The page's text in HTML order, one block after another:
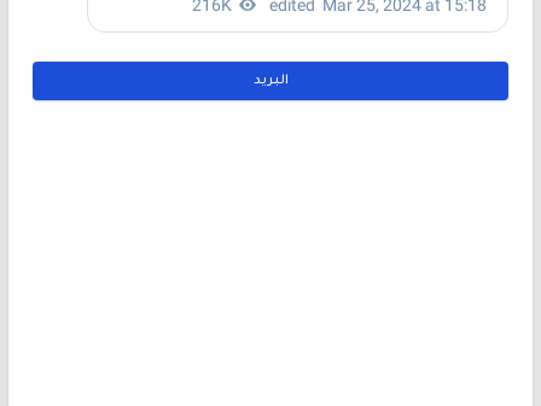
البريد